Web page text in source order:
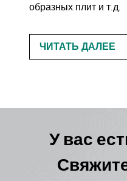
образных плит и т.д.
ЧИТАТЬ ДАЛЕЕ
У вас